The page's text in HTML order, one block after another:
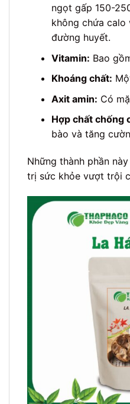
ngọt gấp 150-
không chứa calo
đường huyết.
Vitamin: Bao
Khoáng chất:
Axit amin: Có
Hợp chất chống
bào và tăng
Những thành phần
trị sức khỏe vượt trội